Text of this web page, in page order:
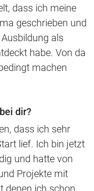
dass ich meine
geschrieben und
als
habe. Von da
machen
dir?
dass ich sehr
lief. Ich bin jetzt
und hatte von
Projekte mit
denen ich schon